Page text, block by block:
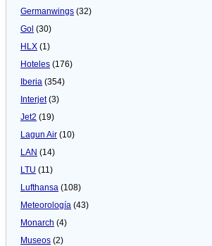
Germanwings (32)
Gol (30)
HLX (1)
Hoteles (176)
Iberia (354)
Interjet(3)
Jet2 (19)
Lagun Air (10)
LAN (14)
LTU (11)
Lufthansa (108)
Meteorologí­a (43)
Monarch (4)
Museos (2)